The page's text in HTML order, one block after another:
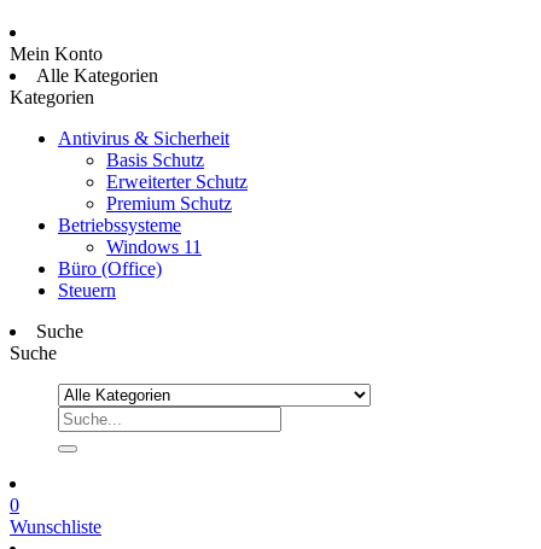
Mein Konto
Alle Kategorien
Kategorien
Antivirus & Sicherheit
Basis Schutz
Erweiterter Schutz
Premium Schutz
Betriebssysteme
Windows 11
Büro (Office)
Steuern
Suche
Suche
0
Wunschliste